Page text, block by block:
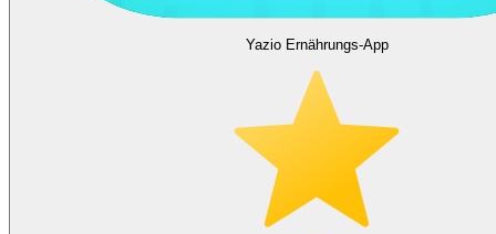
Yazio Ernährungs-App